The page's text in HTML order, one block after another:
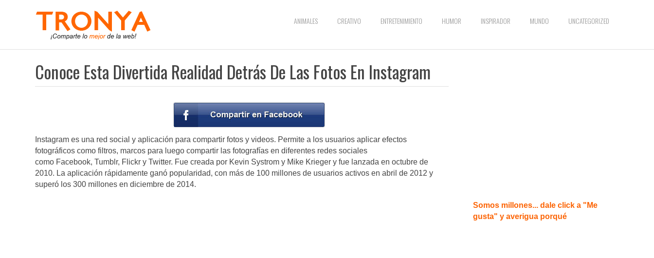
ANIMALES CREATIVO ENTRETENIMIENTO HUMOR INSPIRADOR MUNDO UNCATEGORIZED
Conoce Esta Divertida Realidad Detrás De Las Fotos En Instagram
Instagram es una red social y aplicación para compartir fotos y videos. Permite a los usuarios aplicar efectos
fotográficos como filtros, marcos para luego compartir las fotografías en diferentes redes sociales
como Facebook, Tumblr, Flickr y Twitter. Fue creada por Kevin Systrom y Mike Krieger y fue lanzada en octubre de
2010. La aplicación rápidamente ganó popularidad, con más de 100 millones de usuarios activos en abril de 2012 y
superó los 300 millones en diciembre de 2014.
Somos millones... dale click a "Me
gusta" y averigua porqué